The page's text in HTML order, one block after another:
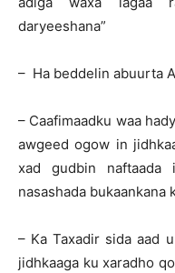
daryeeshana”
– Ha beddelin abuurta
– Caafimaadku waa
awgeed ogow in
xad gudbin naftaada
nasashada bukaankana
– Ka Taxadir sida aad
jidhkaaga ku xaradho